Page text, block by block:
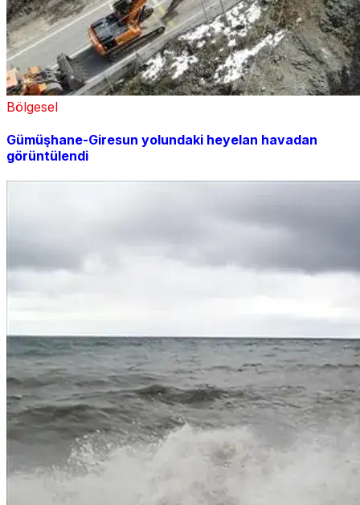
Bölgesel
Gümüşhane-Giresun yolundaki heyelan havadan
görüntülendi